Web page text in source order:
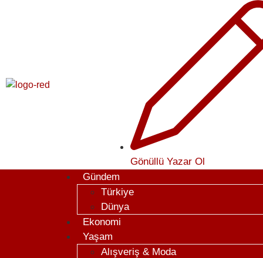
Gönüllü Yazar Ol
Gündem
Türkiye
Dünya
Ekonomi
Yaşam
Alışveriş & Moda